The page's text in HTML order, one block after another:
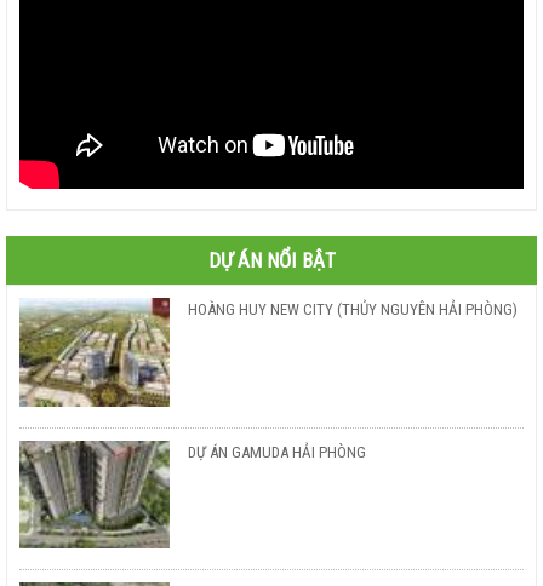
DỰ ÁN NỔI BẬT
HOÀNG HUY NEW CITY (THỦY NGUYÊN HẢI PHÒNG)
DỰ ÁN GAMUDA HẢI PHÒNG